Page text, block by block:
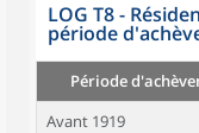
LOG T8 -
période
Période
Avant 1919